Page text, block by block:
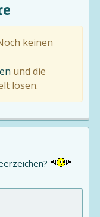
keinen
und die
lösen.